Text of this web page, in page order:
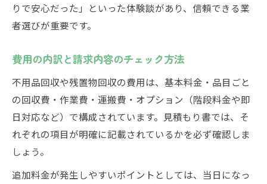
りで安心だった」といった体験談があり、信頼できる業
者選びが重要です。
費用の内訳と請求内容のチェック方法
不用品回収や残置物回収の費用は、基本料金・品目ごと
の回収費・作業費・運搬費・オプション（階段料金や即
日対応など）で構成されています。見積もり書では、そ
れぞれの項目が明確に記載されているかを必ず確認しま
しょう。
追加料金が発生しやすいポイントとしては、当日になっ